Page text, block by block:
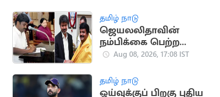
தமிழ் நாடு
ஜெயலலிதாவின்
நம்பிக்கை பெற்ற
சி.விஜயபாஸ்கர்..
Aug 08, 2026, 17:08 IST
தமிழ் நாடு
ஓய்வுக்குப் பிறகு புதிய